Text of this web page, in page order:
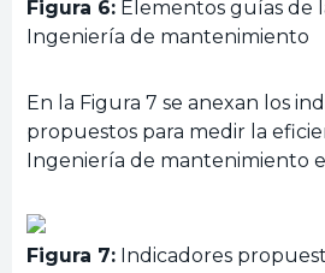
Figura 6: Elementos guías de
Ingeniería de mantenimiento
En la Figura 7 se anexan los
propuestos para medir la
Ingeniería de mantenimiento
Figura 7: Indicadores